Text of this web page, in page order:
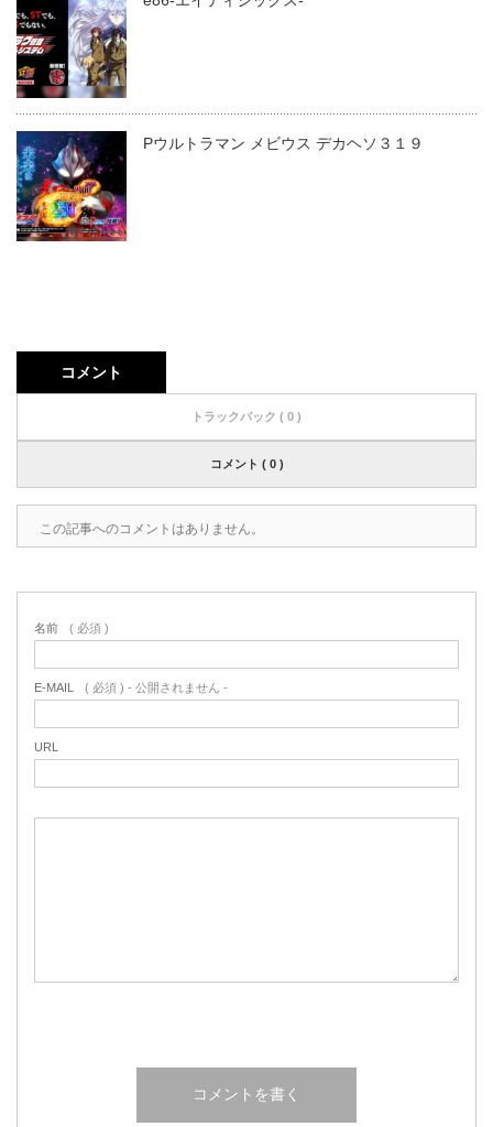
Pウルトラマン メビウス デカヘソ３１９
コメント
トラックバック ( 0 )
コメント ( 0 )
この記事へのコメントはありません。
名前 ( 必須 )
E-MAIL ( 必須 ) - 公開されません -
URL